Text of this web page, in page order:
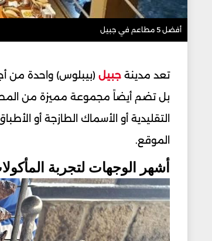
أفضل 5 مطاعم في جبيل
تعد مدينة جبيل (بيبلوس) واحدة من
بل تضم أيضاً مجموعة مميزة من
التقليدية أو الأسماك الطازجة أو
الموقع.
أشهر الوجهات لتجربة